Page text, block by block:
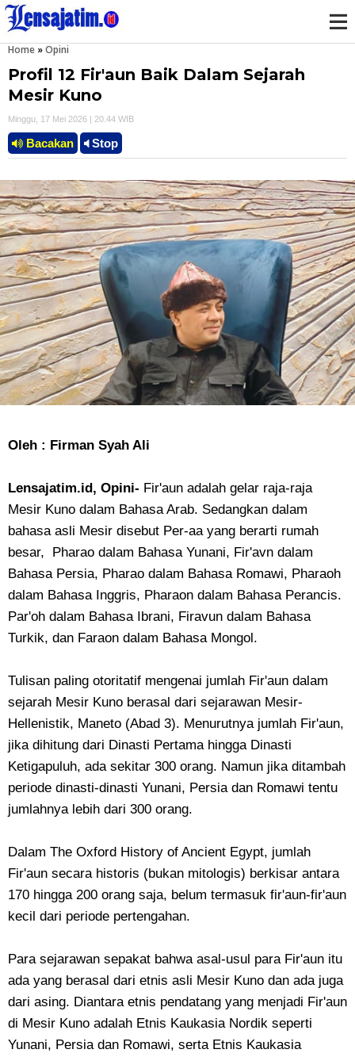
u
Home »Opini
Profil 12 Fir'aun Baik Dalam Sejarah
Mesir Kuno
Minggu, 17 Mei 2026 | 20.44 WIB
Bacakan Stop
Oleh : Firman Syah Ali
Lensajatim.id, Opini- Fir'aun adalah gelar raja-raja
Mesir Kuno dalam Bahasa Arab. Sedangkan dalam
bahasa asli Mesir disebut Per-aa yang berarti rumah
besar, Pharao dalam Bahasa Yunani, Fir'avn dalam
Bahasa Persia, Pharao dalam Bahasa Romawi, Pharaoh
dalam Bahasa Inggris, Pharaon dalam Bahasa Perancis.
Par'oh dalam Bahasa Ibrani, Firavun dalam Bahasa
Turkik, dan Faraon dalam Bahasa Mongol.
Tulisan paling otoritatif mengenai jumlah Fir'aun dalam
sejarah Mesir Kuno berasal dari sejarawan Mesir-
Hellenistik, Maneto (Abad 3). Menurutnya jumlah Fir'aun,
jika dihitung dari Dinasti Pertama hingga Dinasti
Ketigapuluh, ada sekitar 300 orang. Namun jika ditambah
periode dinasti-dinasti Yunani, Persia dan Romawi tentu
jumlahnya lebih dari 300 orang.
Dalam The Oxford History of Ancient Egypt, jumlah
Fir'aun secara historis (bukan mitologis) berkisar antara
170 hingga 200 orang saja, belum termasuk fir'aun-fir'aun
kecil dari periode pertengahan.
Para sejarawan sepakat bahwa asal-usul para Fir'aun itu
ada yang berasal dari etnis asli Mesir Kuno dan ada juga
dari asing. Diantara etnis pendatang yang menjadi Fir'aun
di Mesir Kuno adalah Etnis Kaukasia Nordik seperti
Yunani, Persia dan Romawi, serta Etnis Kaukasia